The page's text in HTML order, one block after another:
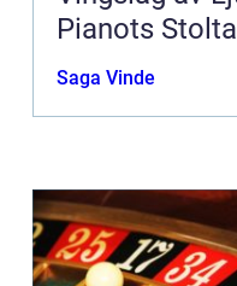
Pianots
Saga Vinde